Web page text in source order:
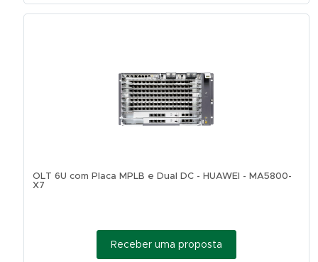
OLT 6U com Placa MPLB e Dual DC - HUAWEI - MA5800-
X7
Receber uma proposta